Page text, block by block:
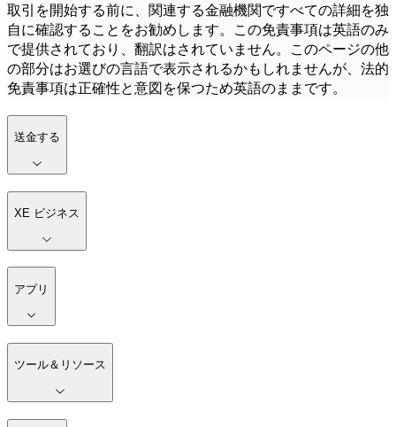
取引を開始する前に、関連する金融機関ですべての詳細を独
自に確認することをお勧めします。この免責事項は英語のみ
で提供されており、翻訳はされていません。このページの他
の部分はお選びの言語で表示されるかもしれませんが、法的
免責事項は正確性と意図を保つため英語のままです。
送金する
XE ビジネス
アプリ
ツール＆リソース